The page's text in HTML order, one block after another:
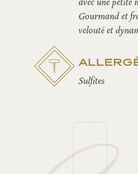
avec une petite
Gourmand et
velouté et
Sulfites